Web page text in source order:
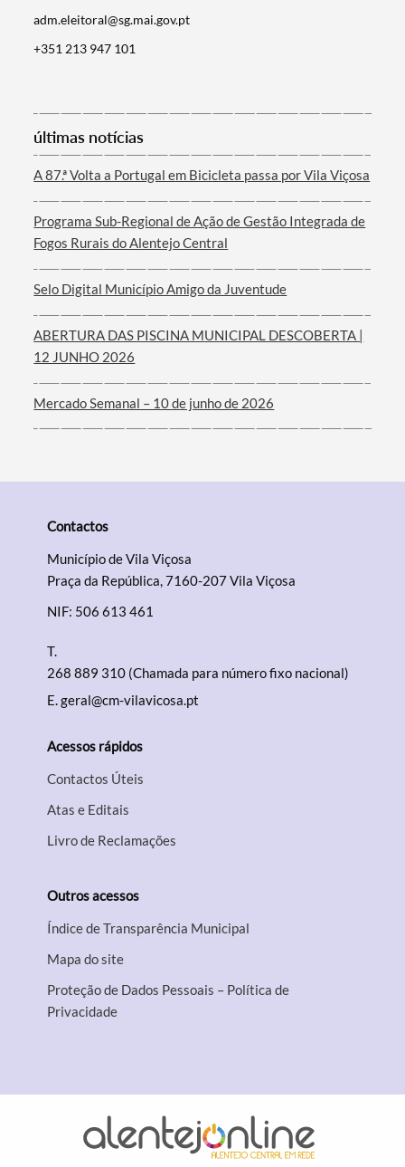
Categorias gerais
Filtros
adm.eleitoral@sg.mai.gov.pt
+351 213 947 101
últimas notícias
A 87.ª Volta a Portugal em Bicicleta passa por Vila Viçosa
Programa Sub-Regional de Ação de Gestão Integrada de
Fogos Rurais do Alentejo Central
Selo Digital Município Amigo da Juventude
ABERTURA DAS PISCINA MUNICIPAL DESCOBERTA |
12 JUNHO 2026
Mercado Semanal – 10 de junho de 2026
Contactos
Município de Vila Viçosa
Praça da República, 7160-207 Vila Viçosa
NIF: 506 613 461
T.
268 889 310 (Chamada para número fixo nacional)
E.geral@cm-vilavicosa.pt
Acessos rápidos
Contactos Úteis
Atas e Editais
Livro de Reclamações
Outros acessos
Índice de Transparência Municipal
Mapa do site
Proteção de Dados Pessoais – Política de
Privacidade